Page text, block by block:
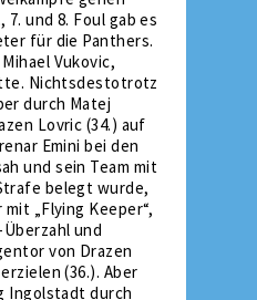
7. und 8. Foul gab es
für die Panthers.
Vukovic,
Nichtsdestotrotz
durch Matej
Lovric (34.) auf
Emini bei den
und sein Team mit
belegt wurde,
„Flying Keeper“,
und
von Drazen
(36.). Aber
Ingolstadt durch